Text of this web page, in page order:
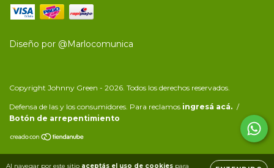
Al navegar por este sitio aceptás el uso de cookies para
Diseño por @Marlocomunica
Copyright Johnny Green - 2026. Todos los derechos reservados.
Defensa de las y los consumidores. Para reclamos ingresá acá. /
Botón de arrepentimiento